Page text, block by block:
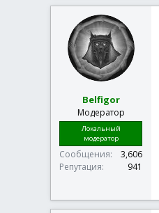
Belfigor
Модератор
Локальный
модератор
Сообщения
3,606
Репутация
941